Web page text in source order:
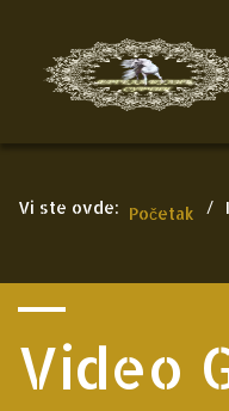
Vi ste ovde: Početak /
Video